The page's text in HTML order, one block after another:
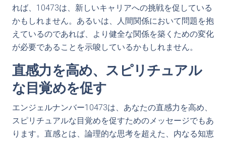
れば、10473は、新しいキャリアへの挑戦を促している
かもしれません。あるいは、人間関係において問題を抱
えているのであれば、より健全な関係を築くための変化
が必要であることを示唆しているかもしれません。
直感力を高め、スピリチュアル
な目覚めを促す
エンジェルナンバー10473は、あなたの直感力を高め、
スピリチュアルな目覚めを促すためのメッセージでもあ
ります。直感とは、論理的な思考を超えた、内なる知恵